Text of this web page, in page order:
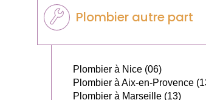
Plombier autre part
Plombier à Nice (06)
Plombier à Aix-en-Provence
Plombier à Marseille (13)